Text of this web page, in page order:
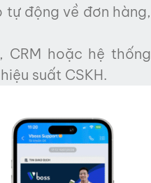
động về đơn hàng,
hoặc hệ thống
suất CSKH.